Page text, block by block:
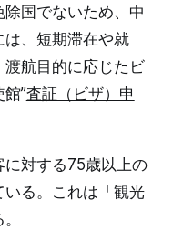
国でないため、中
は、短期滞在や就
航目的に応じたビ
”査証（ビザ）申
対する75歳以上の
いる。これは「観光